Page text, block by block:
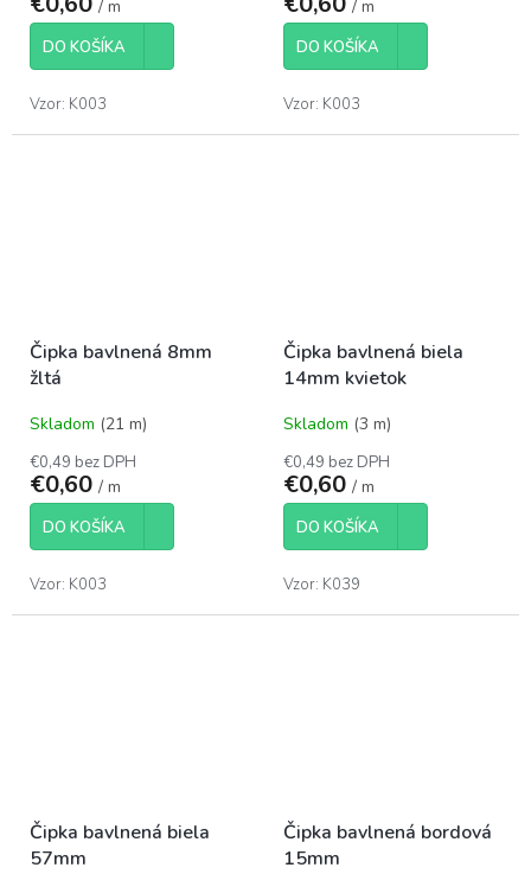
/ m
DO KOŠÍKA
Vzor: K003
/ m
DO KOŠÍKA
Vzor: K003
Čipka bavlnená 8mm
žltá
Skladom (21 m)
€0,49 bez DPH
€0,60 / m
DO KOŠÍKA
Vzor: K003
Čipka bavlnená biela
14mm kvietok
Skladom (3 m)
€0,49 bez DPH
€0,60 / m
DO KOŠÍKA
Vzor: K039
Čipka bavlnená biela
57mm
Čipka bavlnená bordová
15mm